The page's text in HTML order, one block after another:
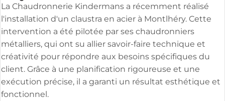
La Chaudronnerie Kindermans a récemment réalisé
l'installation d'un claustra en acier à Montlhéry. Cette
intervention a été pilotée par ses chaudronniers
métalliers, qui ont su allier savoir-faire technique et
créativité pour répondre aux besoins spécifiques du
client. Grâce à une planification rigoureuse et une
exécution précise, il a garanti un résultat esthétique et
fonctionnel.